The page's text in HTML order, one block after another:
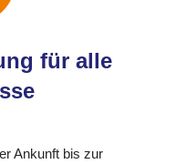
für alle
Ankunft bis zur